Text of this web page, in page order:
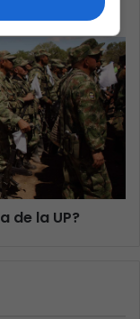
de la UP?